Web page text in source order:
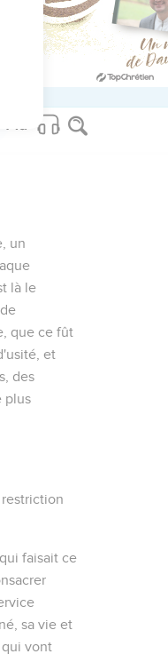
un
là le
que ce fût
et
des
plus
faisait ce
sa vie et
qui vont